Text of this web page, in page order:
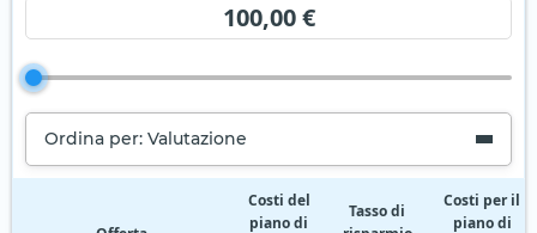
100,00 €
Ordina per: Valutazione
Costi del
piano di
Tasso di
Costi per il
piano di